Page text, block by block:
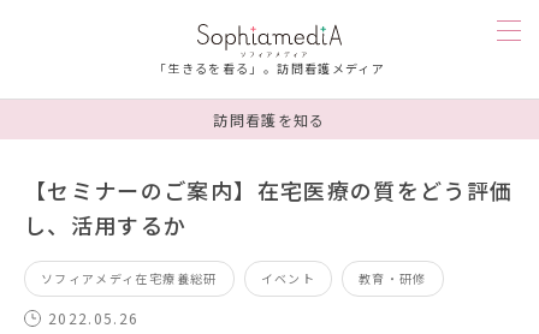
「生きるを看る」。訪問看護メディア
訪問看護を知る
人を知る
漫画
訪問看護を知る
【セミナーのご案内】在宅医療の質をどう評価
し、活用するか
ソフィアメディ在宅療養総研 イベント 教育・研修
2022.05.26